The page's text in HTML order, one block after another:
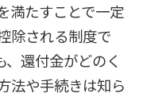
満たすことで一定
除される制度で
還付金がどのく
法や手続きは知ら